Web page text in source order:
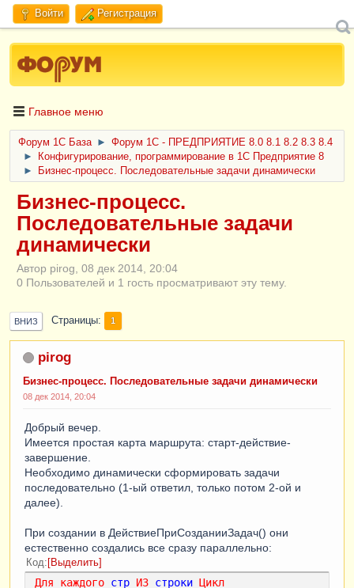
Войти Регистрация
Главное меню
Форум 1C База ►
Форум 1С - ПРЕДПРИЯТИЕ 8.0 8.1 8.2 8.3 8.4
►
Конфигурирование, программирование в 1С Предприятие 8
►
Бизнес-процесс. Последовательные задачи динамически
Бизнес-процесс.
Последовательные задачи
динамически
Автор pirog, 08 дек 2014, 20:04
0 Пользователей и 1 гость просматривают эту тему.
ВНИЗ Страницы 1
pirog
Бизнес-процесс. Последовательные задачи динамически
08 дек 2014, 20:04
Добрый вечер.
Имеется простая карта маршрута: старт-действие-
завершение.
Необходимо динамически сформировать задачи
последовательно (1-ый ответил, только потом 2-ой и
далее).
При создании в ДействиеПриСозданииЗадач() они
естественно создались все сразу параллельно:
Код Выделить
Для каждого стр ИЗ строки Цикл